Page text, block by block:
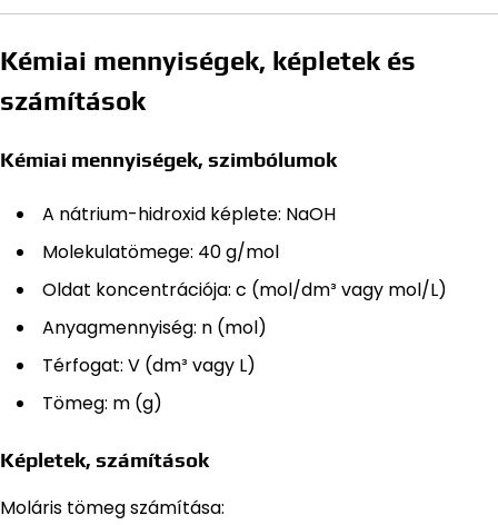
Kémiai mennyiségek, képletek és
számítások
Kémiai mennyiségek, szimbólumok
A nátrium-hidroxid képlete: NaOH
Molekulatömege: 40 g/mol
Oldat koncentrációja: c (mol/dm³ vagy mol/L)
Anyagmennyiség: n (mol)
Térfogat: V (dm³ vagy L)
Tömeg: m (g)
Képletek, számítások
Moláris tömeg számítása: